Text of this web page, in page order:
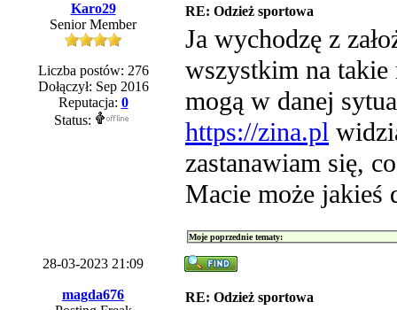
Karo29
Senior Member
Liczba postów: 276
Dołączył: Sep 2016
Reputacja: 0
Status:
RE: Odzież sportowa
Ja wychodzę z
wszystkim na
mogą w danej
https://zina.pl
zastanawiam się,
Macie może jakieś
Moje poprzednie tematy:
28-03-2023 21:09
magda676
RE: Odzież sportowa